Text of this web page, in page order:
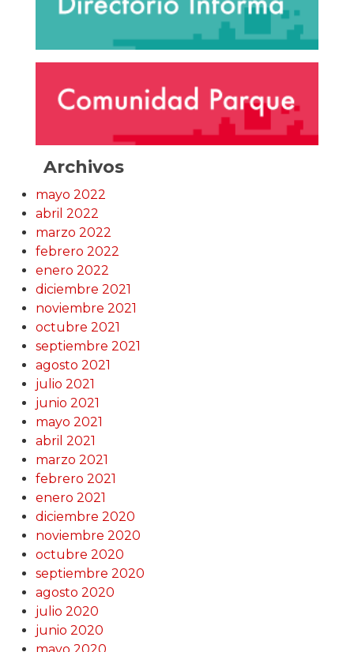
Archivos
mayo 2022
abril 2022
marzo 2022
febrero 2022
enero 2022
diciembre 2021
noviembre 2021
octubre 2021
septiembre 2021
agosto 2021
julio 2021
junio 2021
mayo 2021
abril 2021
marzo 2021
febrero 2021
enero 2021
diciembre 2020
noviembre 2020
octubre 2020
septiembre 2020
agosto 2020
julio 2020
junio 2020